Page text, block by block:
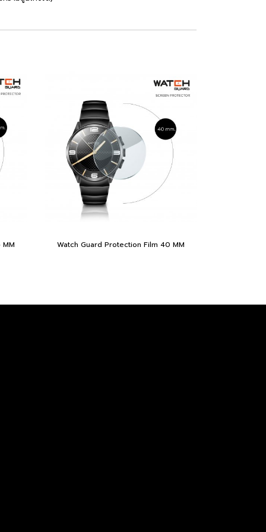
Watch Guard Protection Film 40 MM